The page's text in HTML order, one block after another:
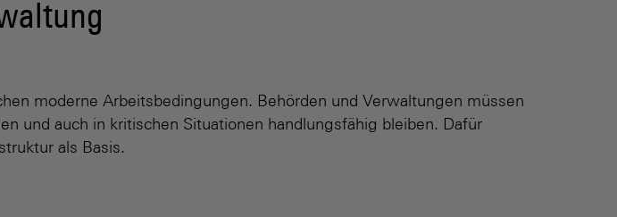
moderne Arbeitsbedingungen. Behörden und Verwaltungen müssen
und auch in kritischen Situationen handlungsfähig bleiben. Dafür
als Basis.